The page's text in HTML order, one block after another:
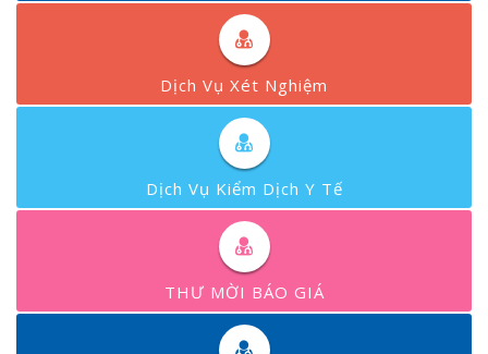
Dịch Vụ Xét Nghiệm
Dịch Vụ Kiểm Dịch Y Tế
THƯ MỜI BÁO GIÁ